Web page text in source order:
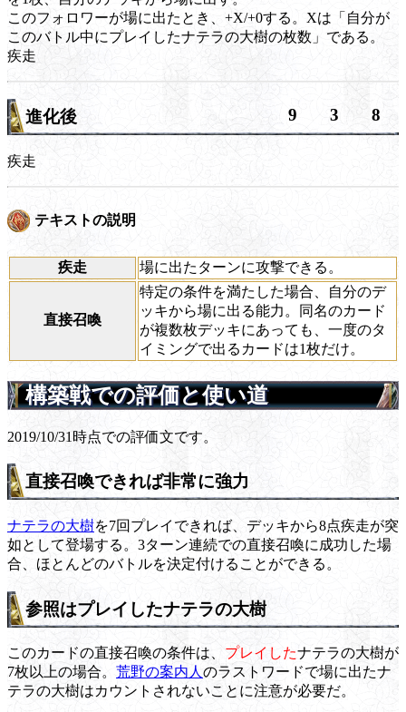
このフォロワーが場に出たとき、+X/+0する。Xは「自分が
このバトル中にプレイしたナテラの大樹の枚数」である。
疾走
進化後 9 3 8
疾走
テキストの説明
疾走 場に出たターンに攻撃できる。
直接召喚
特定の条件を満たした場合、自分のデ
ッキから場に出る能力。同名のカード
が複数枚デッキにあっても、一度のタ
イミングで出るカードは1枚だけ。
構築戦での評価と使い道
2019/10/31時点での評価文です。
直接召喚できれば非常に強力
ナテラの大樹を7回プレイできれば、デッキから8点疾走が突
如として登場する。3ターン連続での直接召喚に成功した場
合、ほとんどのバトルを決定付けることができる。
参照はプレイしたナテラの大樹
このカードの直接召喚の条件は、 プレイしたナテラの大樹が
7枚以上の場合。 荒野の案内人のラストワードで場に出たナ
テラの大樹はカウントされないことに注意が必要だ。